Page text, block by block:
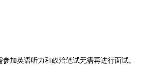
加英语听力和政治笔试无需再进行面试。